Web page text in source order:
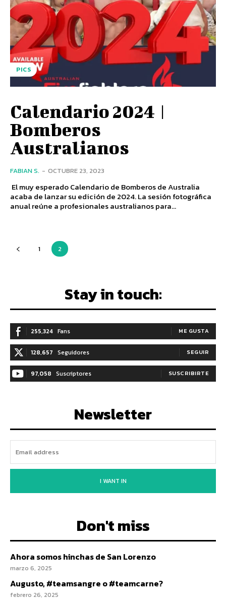
PICS
Calendario 2024 |
Bomberos
Australianos
FABIAN S. - OCTUBRE 23, 2023
El muy esperado Calendario de Bomberos de Australia
acaba de lanzar su edición de 2024. La sesión fotográfica
anual reúne a profesionales australianos para...
1 2
Stay in touch:
255,324 Fans ME GUSTA
128,657 Seguidores SEGUIR
97,058 Suscriptores SUSCRIBIRTE
Newsletter
I WANT IN
Don't miss
Ahora somos hinchas de San Lorenzo
marzo 6, 2025
Augusto, #teamsangre o #teamcarne?
febrero 26, 2025